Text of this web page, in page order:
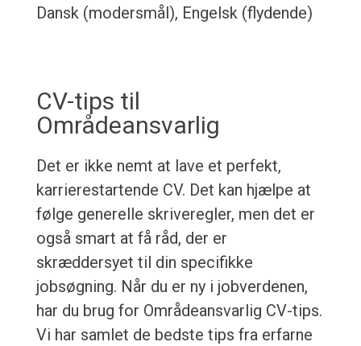
Dansk (modersmål), Engelsk (flydende)
CV-tips til
Områdeansvarlig
Det er ikke nemt at lave et perfekt,
karrierestartende CV. Det kan hjælpe at
følge generelle skriveregler, men det er
også smart at få råd, der er
skræddersyet til din specifikke
jobsøgning. Når du er ny i jobverdenen,
har du brug for Områdeansvarlig CV-tips.
Vi har samlet de bedste tips fra erfarne